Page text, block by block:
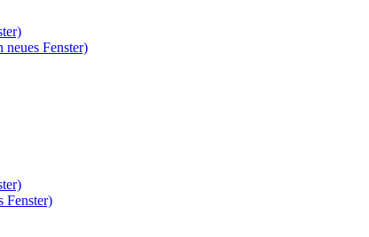
Fenster)
Fenster)